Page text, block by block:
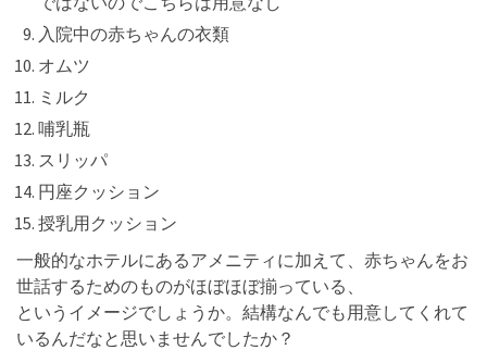
入院中の赤ちゃんの衣類
オムツ
ミルク
哺乳瓶
スリッパ
円座クッション
授乳用クッション
一般的なホテルにあるアメニティに加えて、赤ちゃんをお
世話するためのものがほぼほぼ揃っている、
というイメージでしょうか。結構なんでも用意してくれて
いるんだなと思いませんでしたか？